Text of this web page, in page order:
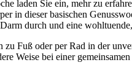
laden Sie ein, mehr zu
in dieser basischen
durch und eine
Fuß oder per Rad in der
Weise bei einer